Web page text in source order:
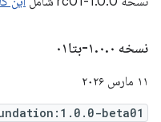
نسخه ۱ .۰.۰-بتا۰۱
۱۱ مارس ۲۰۲۶
beta01